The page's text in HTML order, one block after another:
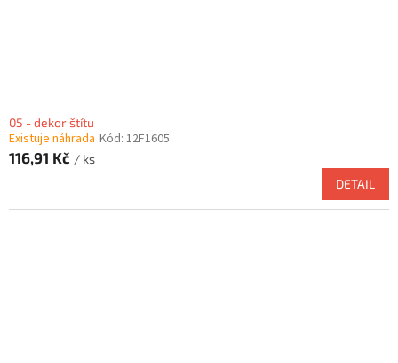
05 - dekor štítu
Existuje náhrada Kód: 12F1605
116,91 Kč / ks
DETAIL